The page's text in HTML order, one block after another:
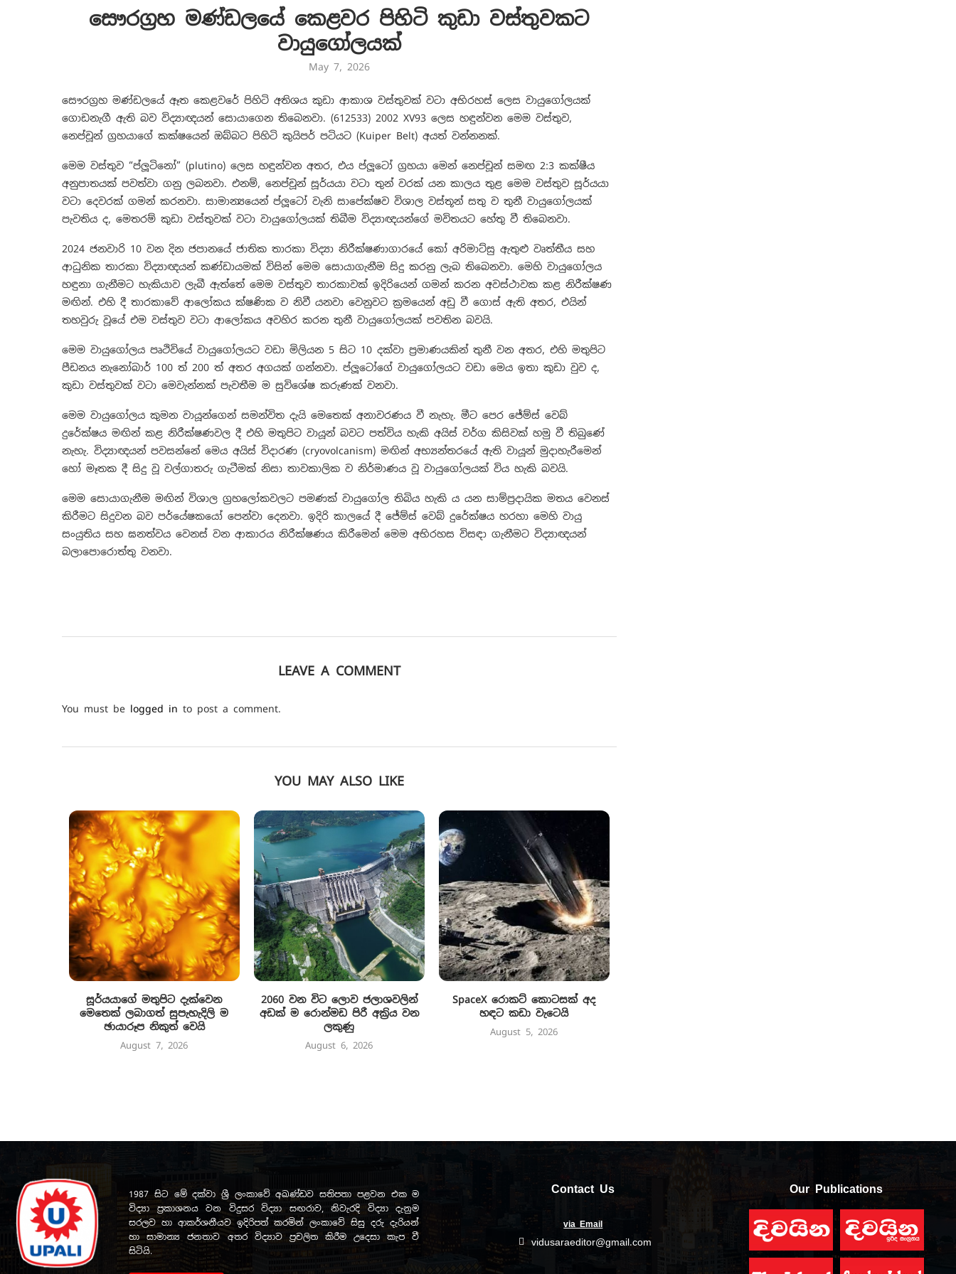
සෞරග්‍රහ මණ්ඩලයේ කෙළවර පිහිටි කුඩා වස්තුවකට
වායුගෝලයක්
May 7, 2026
සෞරග්‍රහ මණ්ඩලයේ ඈත කෙළවරේ පිහිටි අතිශය කුඩා ආකාශ වස්තුවක් වටා අභිරහස් ලෙස වායුගෝලයක්
ගොඩනැගී ඇති බව විද්‍යාඥයන් සොයාගෙන තිබෙනවා. (612533) 2002 XV93 ලෙස හඳුන්වන මෙම වස්තුව,
නෙප්චූන් ග්‍රහයාගේ කක්ෂයෙන් ඔබ්බට පිහිටි කුයිපර් පටියට (Kuiper Belt) අයත් වන්නනක්.
මෙම වස්තුව “ප්ලූටිනෝ” (plutino) ලෙස හඳුන්වන අතර, එය ප්ලූටෝ ග්‍රහයා මෙන් නෙප්චූන් සමඟ 2:3 කක්ෂීය
අනුපාතයක් පවත්වා ගනු ලබනවා. එනම්, නෙප්චූන් සූර්යයා වටා තුන් වරක් යන කාලය තුළ මෙම වස්තුව සූර්යයා
වටා දෙවරක් ගමන් කරනවා. සාමාන්‍යයෙන් ප්ලූටෝ වැනි සාපේක්ෂව විශාල වස්තූන් සතු ව තුනී වායුගෝලයක්
පැවතිය ද, මෙතරම් කුඩා වස්තුවක් වටා වායුගෝලයක් තිබීම විද්‍යාඥයන්ගේ මවිතයට හේතු වී තිබෙනවා.
2024 ජනවාරි 10 වන දින ජපානයේ ජාතික තාරකා විද්‍යා නිරීක්ෂණාගාරයේ කෝ අරිමාට්සු ඇතුළු වෘත්තීය සහ
ආධුනික තාරකා විද්‍යාඥයන් කණ්ඩායමක් විසින් මෙම සොයාගැනීම සිදු කරනු ලැබ තිබෙනවා. මෙහි වායුගෝලය
හඳුනා ගැනීමට හැකියාව ලැබී ඇත්තේ මෙම වස්තුව තාරකාවක් ඉදිරියෙන් ගමන් කරන අවස්ථාවක කළ නිරීක්ෂණ
මඟින්. එහි දී තාරකාවේ ආලෝකය ක්ෂණික ව නිවී යනවා වෙනුවට ක්‍රමයෙන් අඩු වී ගොස් ඇති අතර, එයින්
තහවුරු වූයේ එම වස්තුව වටා ආලෝකය අවහිර කරන තුනී වායුගෝලයක් පවතින බවයි.
මෙම වායුගෝලය පෘථිවියේ වායුගෝලයට වඩා මිලියන 5 සිට 10 දක්වා ප්‍රමාණයකින් තුනී වන අතර, එහි මතුපිට
පීඩනය නැනෝබාර් 100 ත් 200 ත් අතර අගයක් ගන්නවා. ප්ලූටෝගේ වායුගෝලයට වඩා මෙය ඉතා කුඩා වුව ද,
කුඩා වස්තුවක් වටා මෙවැන්නක් පැවතීම ම සුවිශේෂ කරුණක් වනවා.
මෙම වායුගෝලය කුමන වායූන්ගෙන් සමන්විත දැයි මෙතෙක් අනාවරණය වී නැහැ. මීට පෙර ජේම්ස් වෙබ්
දුරේක්ෂය මඟින් කළ නිරීක්ෂණවල දී එහි මතුපිට වායූන් බවට පත්විය හැකි අයිස් වර්ග කිසිවක් හමු වී තිබුණේ
නැහැ. විද්‍යාඥයන් පවසන්නේ මෙය අයිස් විදාරණ (cryovolcanism) මඟින් අභ්‍යන්තරයේ ඇති වායූන් මුදාහැරීමෙන්
හෝ මෑතක දී සිදු වූ වල්ගාතරු ගැටීමක් නිසා තාවකාලික ව නිර්මාණය වූ වායුගෝලයක් විය හැකි බවයි.
මෙම සොයාගැනීම මඟින් විශාල ග්‍රහලෝකවලට පමණක් වායුගෝල තිබිය හැකි ය යන සාම්ප්‍රදායික මතය වෙනස්
කිරීමට සිදුවන බව පර්යේෂකයෝ පෙන්වා දෙනවා. ඉදිරි කාලයේ දී ජේම්ස් වෙබ් දුරේක්ෂය හරහා මෙහි වායු
සංයුතිය සහ ඝනත්වය වෙනස් වන ආකාරය නිරීක්ෂණය කිරීමෙන් මෙම අභිරහස විසඳා ගැනීමට විද්‍යාඥයන්
බලාපොරොත්තු වනවා.
LEAVE A COMMENT
You must be logged in to post a comment.
YOU MAY ALSO LIKE
සූර්යයාගේ මතුපිට දැක්වෙන
මෙතෙක් ලබාගත් සුපැහැදිලි ම
ඡායාරූප නිකුත් වෙයි
August 7, 2026
2060 වන විට ලොව ජලාශවලින්
අඩක් ම රොන්මඩ පිරී අක්‍රිය වන
ලකුණු
August 6, 2026
SpaceX රොකට් කොටසක් අද
හඳට කඩා වැටෙයි
August 5, 2026
1987 සිට මේ දක්වා ශ්‍රී ලංකාවේ අඛණ්ඩව සතිපතා පළවන එක ම
විද්‍යා ප්‍රකාශනය වන විදුසර විද්‍යා සඟරාව, නිවැරදි විද්‍යා දැනුම
සරලව හා ආකර්ශනීයව ඉදිරිපත් කරමින් ලංකාවේ සිසු දරු දැරියන්
හා සාමාන්‍ය ජනතාව අතර විද්‍යාව ප්‍රචලිත කිරීම උදෙසා කැප වී
සිටියි.
Contact Us
via Email
vidusaraeditor@gmail.com
Our Publications